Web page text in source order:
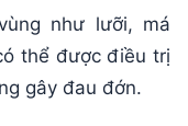
như lưỡi, má
thể được điều trị
gây đau đớn.